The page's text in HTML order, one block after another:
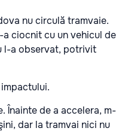
nu circulă tramvaie.
ciocnit cu un vehicul de
l-a observat, potrivit
Înainte de a accelera, m-
dar la tramvai nici nu